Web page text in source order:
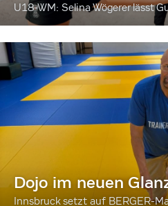
U18-WM: Selina Wögerer lässt
Dojo im neuen
Innsbruck setzt auf BERGER-